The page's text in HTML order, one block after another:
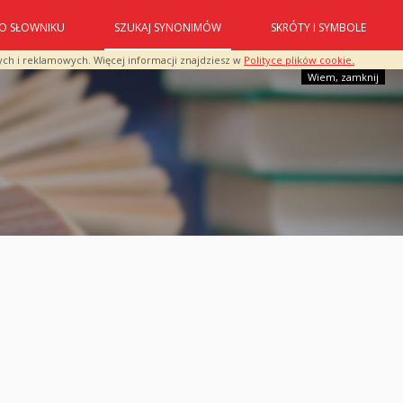
i reklamowych. Więcej informacji znajdziesz w Polityce plików cookie.
Wiem, zamknij
O SŁOWNIKU SZUKAJ SYNONIMÓW SKRÓTY I SYMBOLE